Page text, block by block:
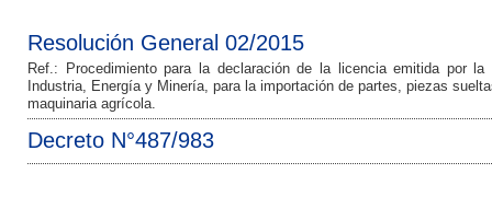
Resolución General 02/2015
Ref.: Procedimiento para la declaración de la licencia emitida por
Industria, Energía y Minería, para la importación de partes, piezas
maquinaria agrícola.
Decreto N°487/983